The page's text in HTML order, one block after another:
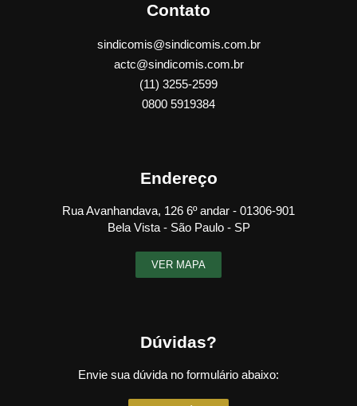
Contato
sindicomis@sindicomis.com.br
actc@sindicomis.com.br
(11) 3255-2599
0800 5919384
Endereço
Rua Avanhandava, 126 6º andar - 01306-901
Bela Vista - São Paulo - SP
VER MAPA
Dúvidas?
Envie sua dúvida no formulário abaixo: